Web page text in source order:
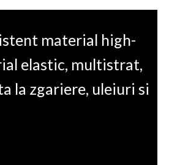
material high-
elastic, multistrat,
la zgariere, uleiuri si